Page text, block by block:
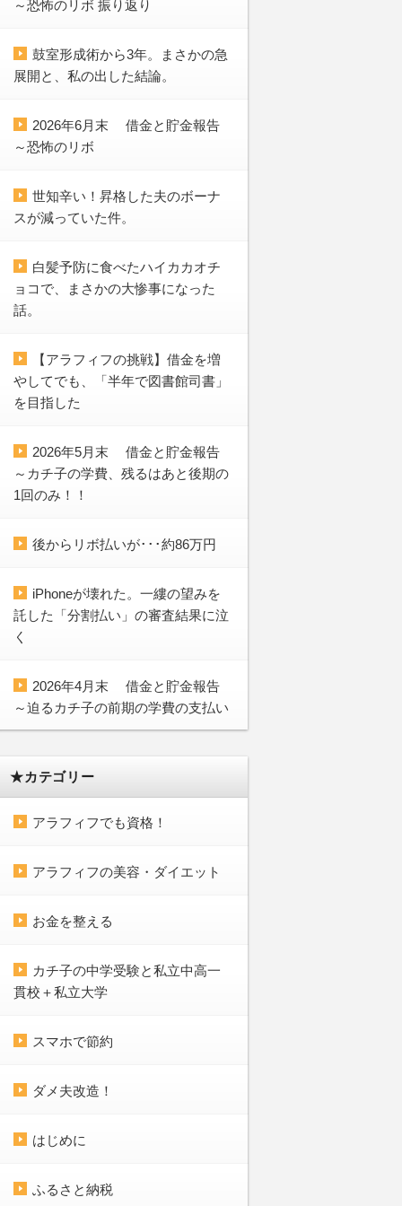
～恐怖のリボ 振り返り
鼓室形成術から3年。まさかの急
展開と、私の出した結論。
2026年6月末 借金と貯金報告
～恐怖のリボ
世知辛い！昇格した夫のボーナ
スが減っていた件。
白髪予防に食べたハイカカオチ
ョコで、まさかの大惨事になった
話。
【アラフィフの挑戦】借金を増
やしてでも、「半年で図書館司書」
を目指した
2026年5月末 借金と貯金報告
～カチ子の学費、残るはあと後期の
1回のみ！！
後からリボ払いが･･･約86万円
iPhoneが壊れた。一縷の望みを
託した「分割払い」の審査結果に泣
く
2026年4月末 借金と貯金報告
～迫るカチ子の前期の学費の支払い
★カテゴリー
アラフィフでも資格！
アラフィフの美容・ダイエット
お金を整える
カチ子の中学受験と私立中高一
貫校＋私立大学
スマホで節約
ダメ夫改造！
はじめに
ふるさと納税